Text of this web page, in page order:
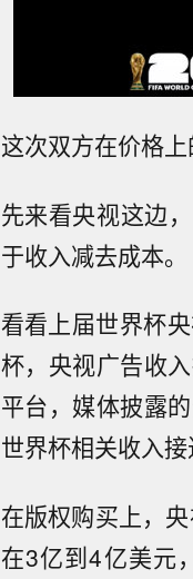
这次双方在价格
先来看央视这边
于收入减去成本。
看看上届世界杯
杯，央视广告收
平台，媒体披露
世界杯相关收入接
在版权购买上，
在3亿到4亿美元